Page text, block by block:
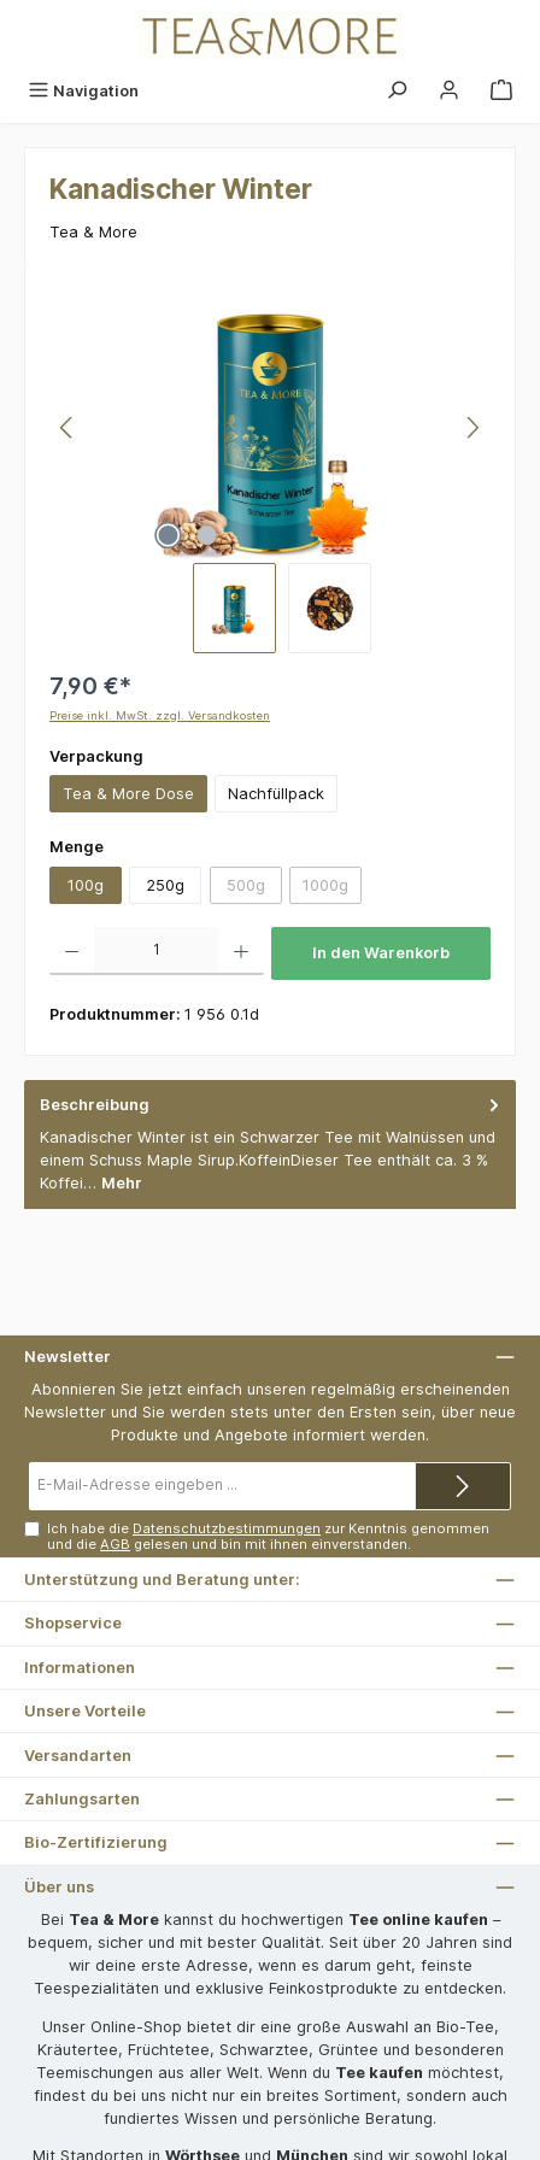
Navigation
Kanadischer Winter
Tea & More
7,90 €*
Preise inkl. MwSt. zzgl. Versandkosten
Verpackung
Tea & More Dose Nachfüllpack
Mengeauswählen
100g 250g 500g(Diese Option ist zurzeit nicht verfügbar.)
1000g(Diese Option ist zurzeit nicht
In den Warenkorb
Produktnummer: 1 956 0.1d
Beschreibung
Kanadischer Winter ist ein Schwarzer Tee mit Walnüssen und
einem Schuss Maple Sirup.KoffeinDieser Tee enthält ca. 3 %
Koffei… Mehr
Newsletter
Abonnieren Sie jetzt einfach unseren regelmäßig erscheinenden
Newsletter und Sie werden stets unter den Ersten sein, über neue
Produkte und Angebote informiert werden.
Mail-
Ich habe die Datenschutzbestimmungen zur Kenntnis genommen
und dieAGB gelesen und bin mit ihnen einverstanden.
Unterstützung und Beratung unter:
Shopservice
Informationen
Unsere Vorteile
Versandarten
Zahlungsarten
Bio-Zertifizierung
Über uns
Bei Tea & Morekannst du hochwertigen Tee online kaufen –
bequem, sicher und mit bester Qualität. Seit über 20 Jahren sind
wir deine erste Adresse, wenn es darum geht, feinste
Teespezialitäten und exklusive Feinkostprodukte zu entdecken.
Unser Online-Shop bietet dir eine große Auswahl an Bio-Tee,
Kräutertee, Früchtetee, Schwarztee, Grüntee und besonderen
Teemischungen aus aller Welt. Wenn du Tee kaufen möchtest,
findest du bei uns nicht nur ein breites Sortiment, sondern auch
fundiertes Wissen und persönliche Beratung.
Mit Standorten in Wörthsee und München sind wir sowohl lokal